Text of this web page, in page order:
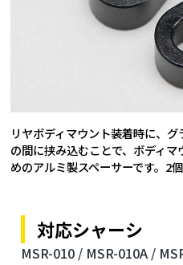
リヤボディマウント装着時に、
の間に挟み込むことで、ボディ
めのアルミ製スペーサーです。2個
対応シャーシ
MSR-010 / MSR-010A /